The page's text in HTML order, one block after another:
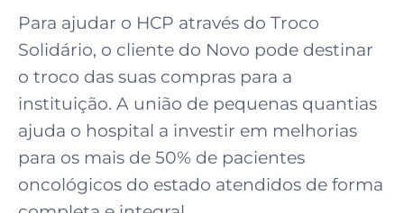
Para ajudar o HCP através do Troco
Solidário, o cliente do Novo pode destinar
o troco das suas compras para a
instituição. A união de pequenas quantias
ajuda o hospital a investir em melhorias
para os mais de 50% de pacientes
oncológicos do estado atendidos de forma